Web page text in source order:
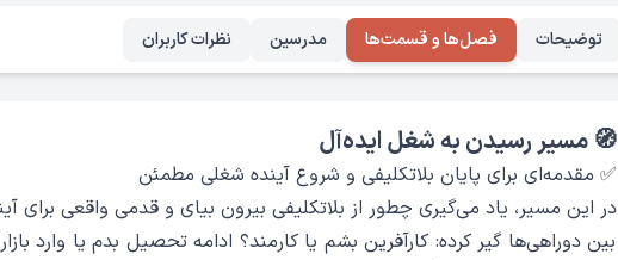
توضیحات فصل‌ها و قسمت‌ها مدرسین نظرات کاربران
🧭 مسیر رسیدن به شغل ایده‌آل
✅ مقدمه‌ای برای پایان بلاتکلیفی و شروع آینده شغلی مطمئن
در این مسیر، یاد می‌گیری چطور از بلاتکلیفی بیرون بیای و قدمی واقعی برای
بین دوراهی‌ها گیر کرده: کارآفرین بشم یا کارمند؟ ادامه تحصیل بدم یا وارد